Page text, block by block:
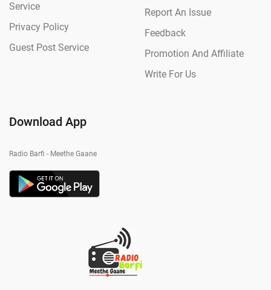
Service
Privacy Policy
Guest Post Service
Report An Issue
Feedback
Promotion And Affiliate
Write For Us
Download App
Radio Barfi - Meethe Gaane